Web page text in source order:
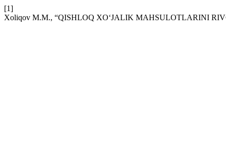
[1]
Xoliqov M.M., “QISHLOQ XO‘JALIK MAHSULOTLARINI